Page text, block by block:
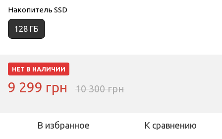
Накопитель SSD
128 ГБ
НЕТ В НАЛИЧИИ
9 299 грн 10 300 грн
В избранное К сравнению